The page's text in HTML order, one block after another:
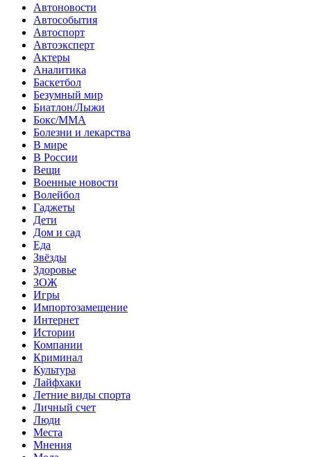
Автоновости
Автособытия
Автоспорт
Автоэксперт
Актеры
Аналитика
Баскетбол
Безумный мир
Биатлон/Лыжи
Бокс/MMA
Болезни и лекарства
В мире
В России
Вещи
Военные новости
Волейбол
Гаджеты
Дети
Дом и сад
Еда
Звёзды
Здоровье
ЗОЖ
Игры
Импортозамещение
Интернет
Истории
Компании
Криминал
Культура
Лайфхаки
Летние виды спорта
Личный счет
Люди
Места
Мнения